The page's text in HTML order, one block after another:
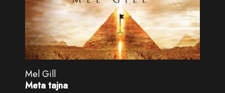
Mel Gill
Meta tajna